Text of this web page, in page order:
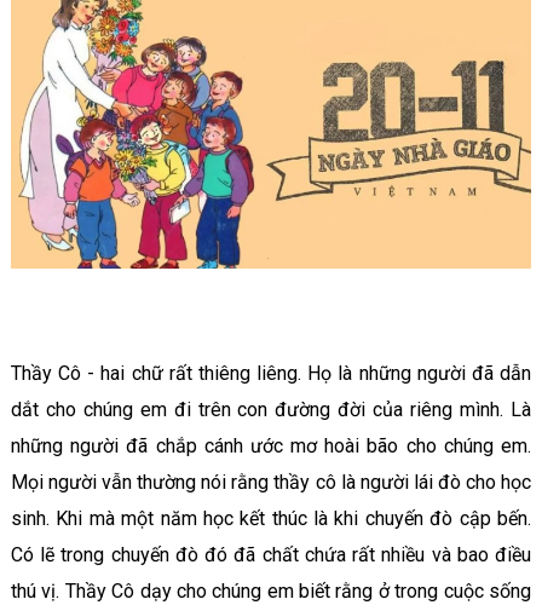
Thầy Cô - hai chữ rất thiêng liêng. Họ là những người đã dẫn
dắt cho chúng em đi trên con đường đời của riêng mình. Là
những người đã chắp cánh ước mơ hoài bão cho chúng em.
Mọi người vẫn thường nói rằng thầy cô là người lái đò cho học
sinh. Khi mà một năm học kết thúc là khi chuyến đò cập bến.
Có lẽ trong chuyến đò đó đã chất chứa rất nhiều và bao điều
thú vị. Thầy Cô dạy cho chúng em biết rằng ở trong cuộc sống